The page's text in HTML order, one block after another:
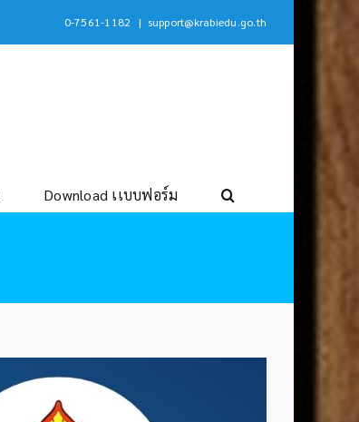
0-7561-1182 | support@krabiedu.go.th
Download เเบบฟอร์ม